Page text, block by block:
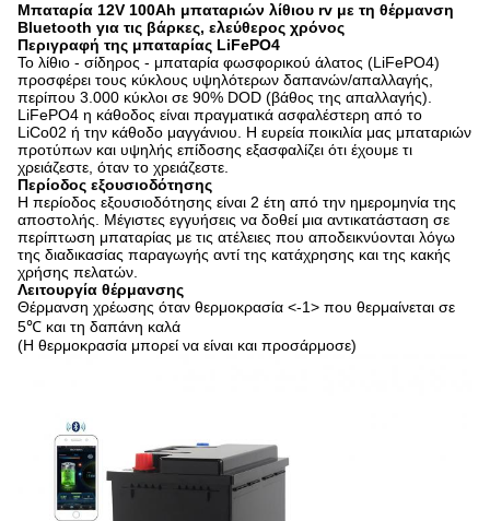
Μπαταρία 12V 100Ah μπαταριών λίθιου rv με τη θέρμανση
Bluetooth για τις βάρκες, ελεύθερος χρόνος
Περιγραφή της μπαταρίας LiFePO4
Το λίθιο - σίδηρος - μπαταρία φωσφορικού άλατος (LiFePO4)
προσφέρει τους κύκλους υψηλότερων δαπανών/απαλλαγής,
περίπου 3.000 κύκλοι σε 90% DOD (βάθος της απαλλαγής).
LiFePO4 η κάθοδος είναι πραγματικά ασφαλέστερη από το
LiCo02 ή την κάθοδο μαγγάνιου. Η ευρεία ποικιλία μας μπαταριών
προτύπων και υψηλής επίδοσης εξασφαλίζει ότι έχουμε τι
χρειάζεστε, όταν το χρειάζεστε.
Περίοδος εξουσιοδότησης
Η περίοδος εξουσιοδότησης είναι 2 έτη από την ημερομηνία της
αποστολής. Μέγιστες εγγυήσεις να δοθεί μια αντικατάσταση σε
περίπτωση μπαταρίας με τις ατέλειες που αποδεικνύονται λόγω
της διαδικασίας παραγωγής αντί της κατάχρησης και της κακής
χρήσης πελατών.
Λειτουργία θέρμανσης
Θέρμανση χρέωσης όταν θερμοκρασία <-1> που θερμαίνεται σε
5℃ και τη δαπάνη καλά
(Η θερμοκρασία μπορεί να είναι και προσάρμοσε)